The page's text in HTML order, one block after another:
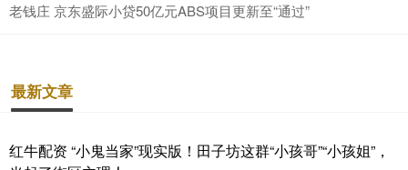
老钱庄 京东盛际小贷50亿元ABS项目更新至“通过”
最新文章
红牛配资 “小鬼当家”现实版！田子坊这群“小孩哥”“小孩姐”，